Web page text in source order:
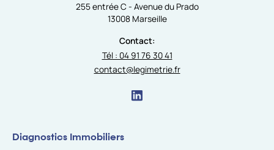
255 entrée C - Avenue du Prado
13008 Marseille
Contact:
Tél : 04 91 76 30 41
contact@legimetrie.fr
Diagnostics Immobiliers